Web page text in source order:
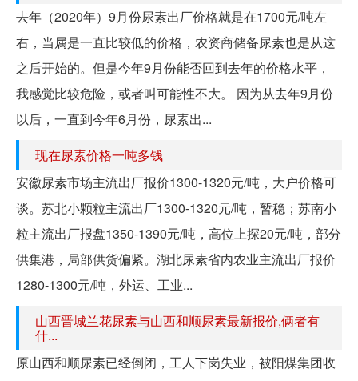
去年（2020年）9月份尿素出厂价格就是在1700元/吨左
右，当属是一直比较低的价格，农资商储备尿素也是从这
之后开始的。但是今年9月份能否回到去年的价格水平，
我感觉比较危险，或者叫可能性不大。 因为从去年9月份
以后，一直到今年6月份，尿素出...
现在尿素价格一吨多钱
安徽尿素市场主流出厂报价1300-1320元/吨，大户价格可
谈。苏北小颗粒主流出厂1300-1320元/吨，暂稳；苏南小
粒主流出厂报盘1350-1390元/吨，高位上探20元/吨，部分
供集港，局部供货偏紧。湖北尿素省内农业主流出厂报价
1280-1300元/吨，外运、工业...
山西晋城兰花尿素与山西和顺尿素最新报价,俩者有
什...
原山西和顺尿素已经倒闭，工人下岗失业，被阳煤集团收